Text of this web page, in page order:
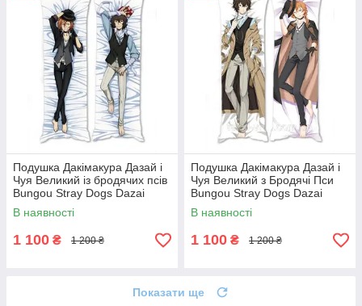
Подушка Дакімакура Дазай і
Чуя Великий із бродячих псів
Bungou Stray Dogs Dazai
Chuuya 40 х 120 аніме
В наявності
1 100 ₴ 1 200 ₴
Подушка Дакімакура Дазай і
Чуя Великий з Бродячі Пси
Bungou Stray Dogs Dazai
Chuuya 40 х 120
В наявності
1 100 ₴ 1 200 ₴
Показати ще